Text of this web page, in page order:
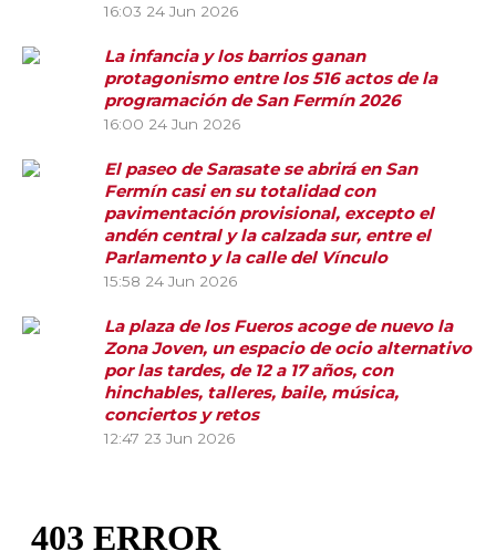
16:03 24 Jun 2026
La infancia y los barrios ganan
protagonismo entre los 516 actos de la
programación de San Fermín 2026
16:00 24 Jun 2026
El paseo de Sarasate se abrirá en San
Fermín casi en su totalidad con
pavimentación provisional, excepto el
andén central y la calzada sur, entre el
Parlamento y la calle del Vínculo
15:58 24 Jun 2026
La plaza de los Fueros acoge de nuevo la
Zona Joven, un espacio de ocio alternativo
por las tardes, de 12 a 17 años, con
hinchables, talleres, baile, música,
conciertos y retos
12:47 23 Jun 2026